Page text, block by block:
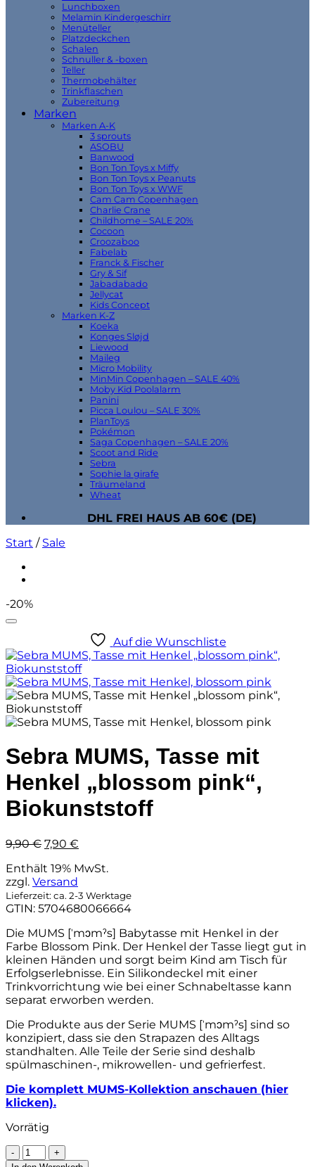
Lunchboxen
Melamin Kindergeschirr
Menüteller
Platzdeckchen
Schalen
Schnuller & -boxen
Teller
Thermobehälter
Trinkflaschen
Zubereitung
Marken
Marken A-K
3 sprouts
ASOBU
Banwood
Bon Ton Toys x Miffy
Bon Ton Toys x Peanuts
Bon Ton Toys x WWF
Cam Cam Copenhagen
Charlie Crane
Childhome – SALE 20%
Cocoon
Croozaboo
Fabelab
Franck & Fischer
Gry & Sif
Jabadabado
Jellycat
Kids Concept
Marken K-Z
Koeka
Konges Sløjd
Liewood
Maileg
Micro Mobility
MinMin Copenhagen – SALE 40%
Moby Kid Poolalarm
Panini
Picca Loulou – SALE 30%
PlanToys
Pokémon
Saga Copenhagen – SALE 20%
Scoot and Ride
Sebra
Sophie la girafe
Träumeland
Wheat
DHL FREI HAUS AB 60€ (DE)
Start / Sale
-20%
Auf die Wunschliste
Sebra MUMS, Tasse mit
Henkel „blossom pink“,
Biokunststoff
9,90€ Ursprünglicher
war:
9,90 €
7,90 €
ist:
Enthält 19% MwSt.
zzgl. Versand
Lieferzeit: ca. 2-3 Werktage
GTIN: 5704680066664
Die MUMS [ˈmɔmˀs] Babytasse mit Henkel in der
Farbe Blossom Pink. Der Henkel der Tasse liegt gut in
kleinen Händen und sorgt beim Kind am Tisch für
Erfolgserlebnisse. Ein Silikondeckel mit einer
Trinkvorrichtung wie bei einer Schnabeltasse kann
separat erworben werden.
Die Produkte aus der Serie MUMS [ˈmɔmˀs] sind so
konzipiert, dass sie den Strapazen des Alltags
standhalten. Alle Teile der Serie sind deshalb
spülmaschinen-, mikrowellen- und gefrierfest.
Die komplett MUMS-Kollektion anschauen (hier
klicken).
Vorrätig
Sebra